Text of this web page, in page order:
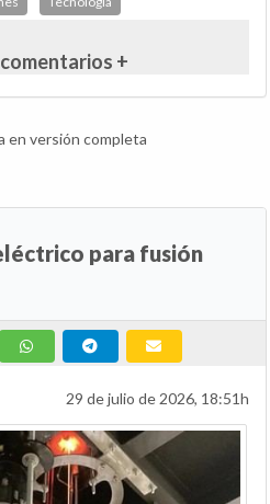
+
en versión completa
para fusión
29 de julio de 2026, 18:51h